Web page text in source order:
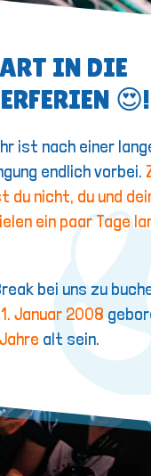
IN DIE
😍!
ist nach einer
endlich vorbei.
du nicht, du und
ein paar Tage
bei uns zu
1. Januar 2008
alt sein.